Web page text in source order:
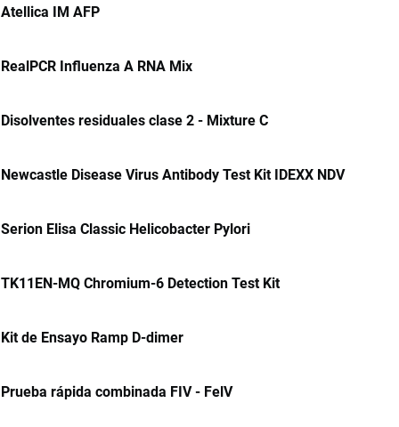
Atellica IM AFP
RealPCR Influenza A RNA Mix
Disolventes residuales clase 2 - Mixture C
Newcastle Disease Virus Antibody Test Kit IDEXX NDV
Serion Elisa Classic Helicobacter Pylori
TK11EN-MQ Chromium-6 Detection Test Kit
Kit de Ensayo Ramp D-dimer
Prueba rápida combinada FIV - FelV